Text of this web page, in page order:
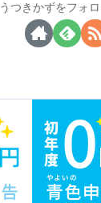
うつきかずをフォ